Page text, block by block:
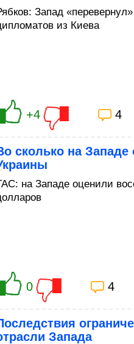
Запад
из Киева
+4 4
сколько на Западе
на Западе оценили
0 4
Запада